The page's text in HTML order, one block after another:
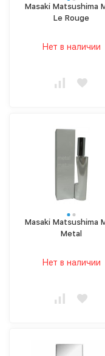
Masaki Matsushima
Le Rouge
Нет в наличии
Masaki Matsushima
Metal
Нет в наличии